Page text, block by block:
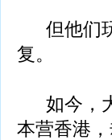
但他们玩
复。
如今，大
本营香港